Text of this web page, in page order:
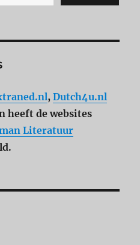
,Dutch4u.nl
heeft de websites
Literatuur